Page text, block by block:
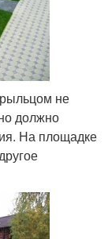
не
должно
На площадке